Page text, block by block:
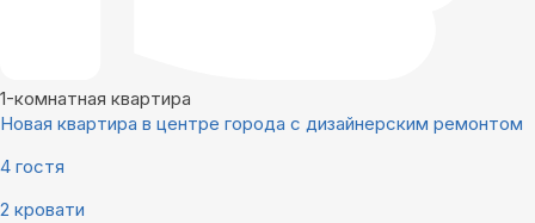
1-комнатная квартира
Новая квартира в центре города с дизайнерским ремонтом
4 гостя
2 кровати